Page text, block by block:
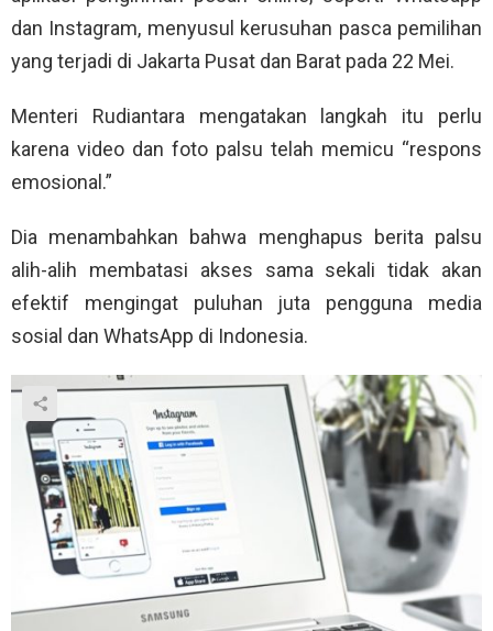
dan Instagram, menyusul kerusuhan pasca pemilihan
yang terjadi di Jakarta Pusat dan Barat pada 22 Mei.
Menteri Rudiantara mengatakan langkah itu perlu
karena video dan foto palsu telah memicu “respons
emosional.”
Dia menambahkan bahwa menghapus berita palsu
alih-alih membatasi akses sama sekali tidak akan
efektif mengingat puluhan juta pengguna media
sosial dan WhatsApp di Indonesia.